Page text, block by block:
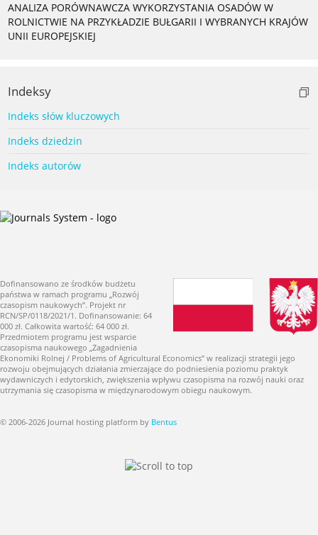
ANALIZA PORÓWNAWCZA WYKORZYSTANIA OSADÓW W
ROLNICTWIE NA PRZYKŁADZIE BUŁGARII I WYBRANYCH KRAJÓW
UNII EUROPEJSKIEJ
Indeksy
Indeks słów kluczowych
Indeks dziedzin
Indeks autorów
Dofinansowano ze środków budżetu
państwa w ramach programu „Rozwój
czasopism naukowych”. Projekt nr
RCN/SP/0118/2021/1. Dofinansowanie: 64
000 zł. Całkowita wartość: 64 000 zł.
Przedmiotem programu jest wsparcie
czasopisma naukowego „Zagadnienia
Ekonomiki Rolnej / Problems of Agricultural Economics” w realizacji strategii jego
rozwoju obejmujących działania zmierzające do podniesienia poziomu praktyk
wydawniczych i edytorskich, zwiększenia wpływu czasopisma na rozwój nauki oraz
utrzymania się czasopisma w międzynarodowym obiegu naukowym.
© 2006-2026 Journal hosting platform by Bentus